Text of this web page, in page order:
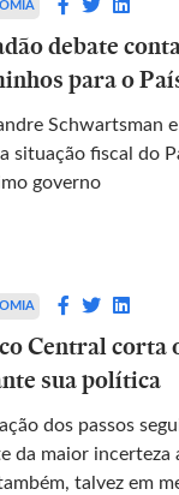
debate
para o
Schwartsman
governo
Central corta
sua política
dos passos
da maior incerteza
talvez em
contraria o